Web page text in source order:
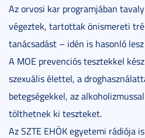
Az orvosi kar programjában
végeztek, tartottak önismereti
tanácsadást – idén is hasonló
A MOE prevenciós tesztekkel
szexuális élettel, a
betegségekkel, az
tölthetnek ki teszteket.
Az SZTE EHÖK egyetemi rádiója